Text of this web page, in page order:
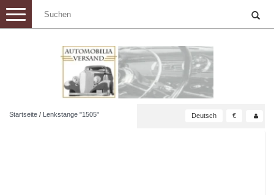
Toggle
navigation
Startseite / Lenkstange "1505" Deutsch €